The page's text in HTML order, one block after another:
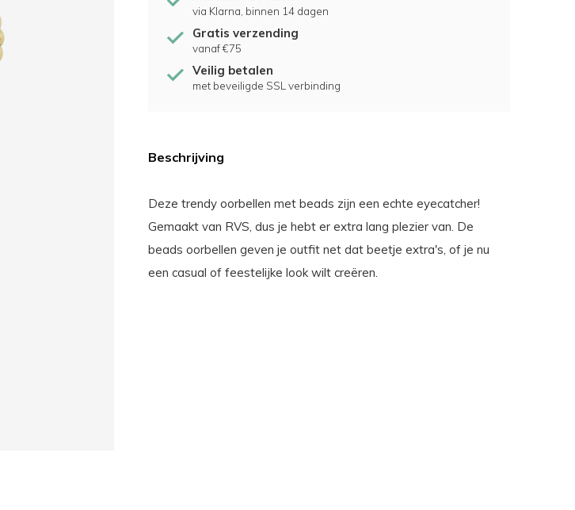
via Klarna, binnen 14 dagen
Gratis verzending
vanaf €75
Veilig betalen
met beveiligde SSL verbinding
Beschrijving
Deze trendy oorbellen met beads zijn een echte eyecatcher!
Gemaakt van RVS, dus je hebt er extra lang plezier van. De
beads oorbellen geven je outfit net dat beetje extra's, of je nu
een casual of feestelijke look wilt creëren.